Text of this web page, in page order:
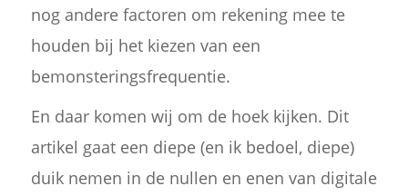
nog andere factoren om rekening mee te
houden bij het kiezen van een
bemonsteringsfrequentie.
En daar komen wij om de hoek kijken. Dit
artikel gaat een diepe (en ik bedoel, diepe)
duik nemen in de nullen en enen van digitale